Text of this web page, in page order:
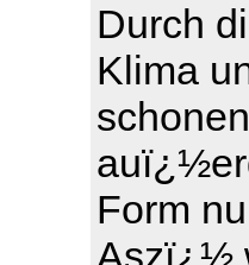
Durch
Klima
Form
Aszï¿½